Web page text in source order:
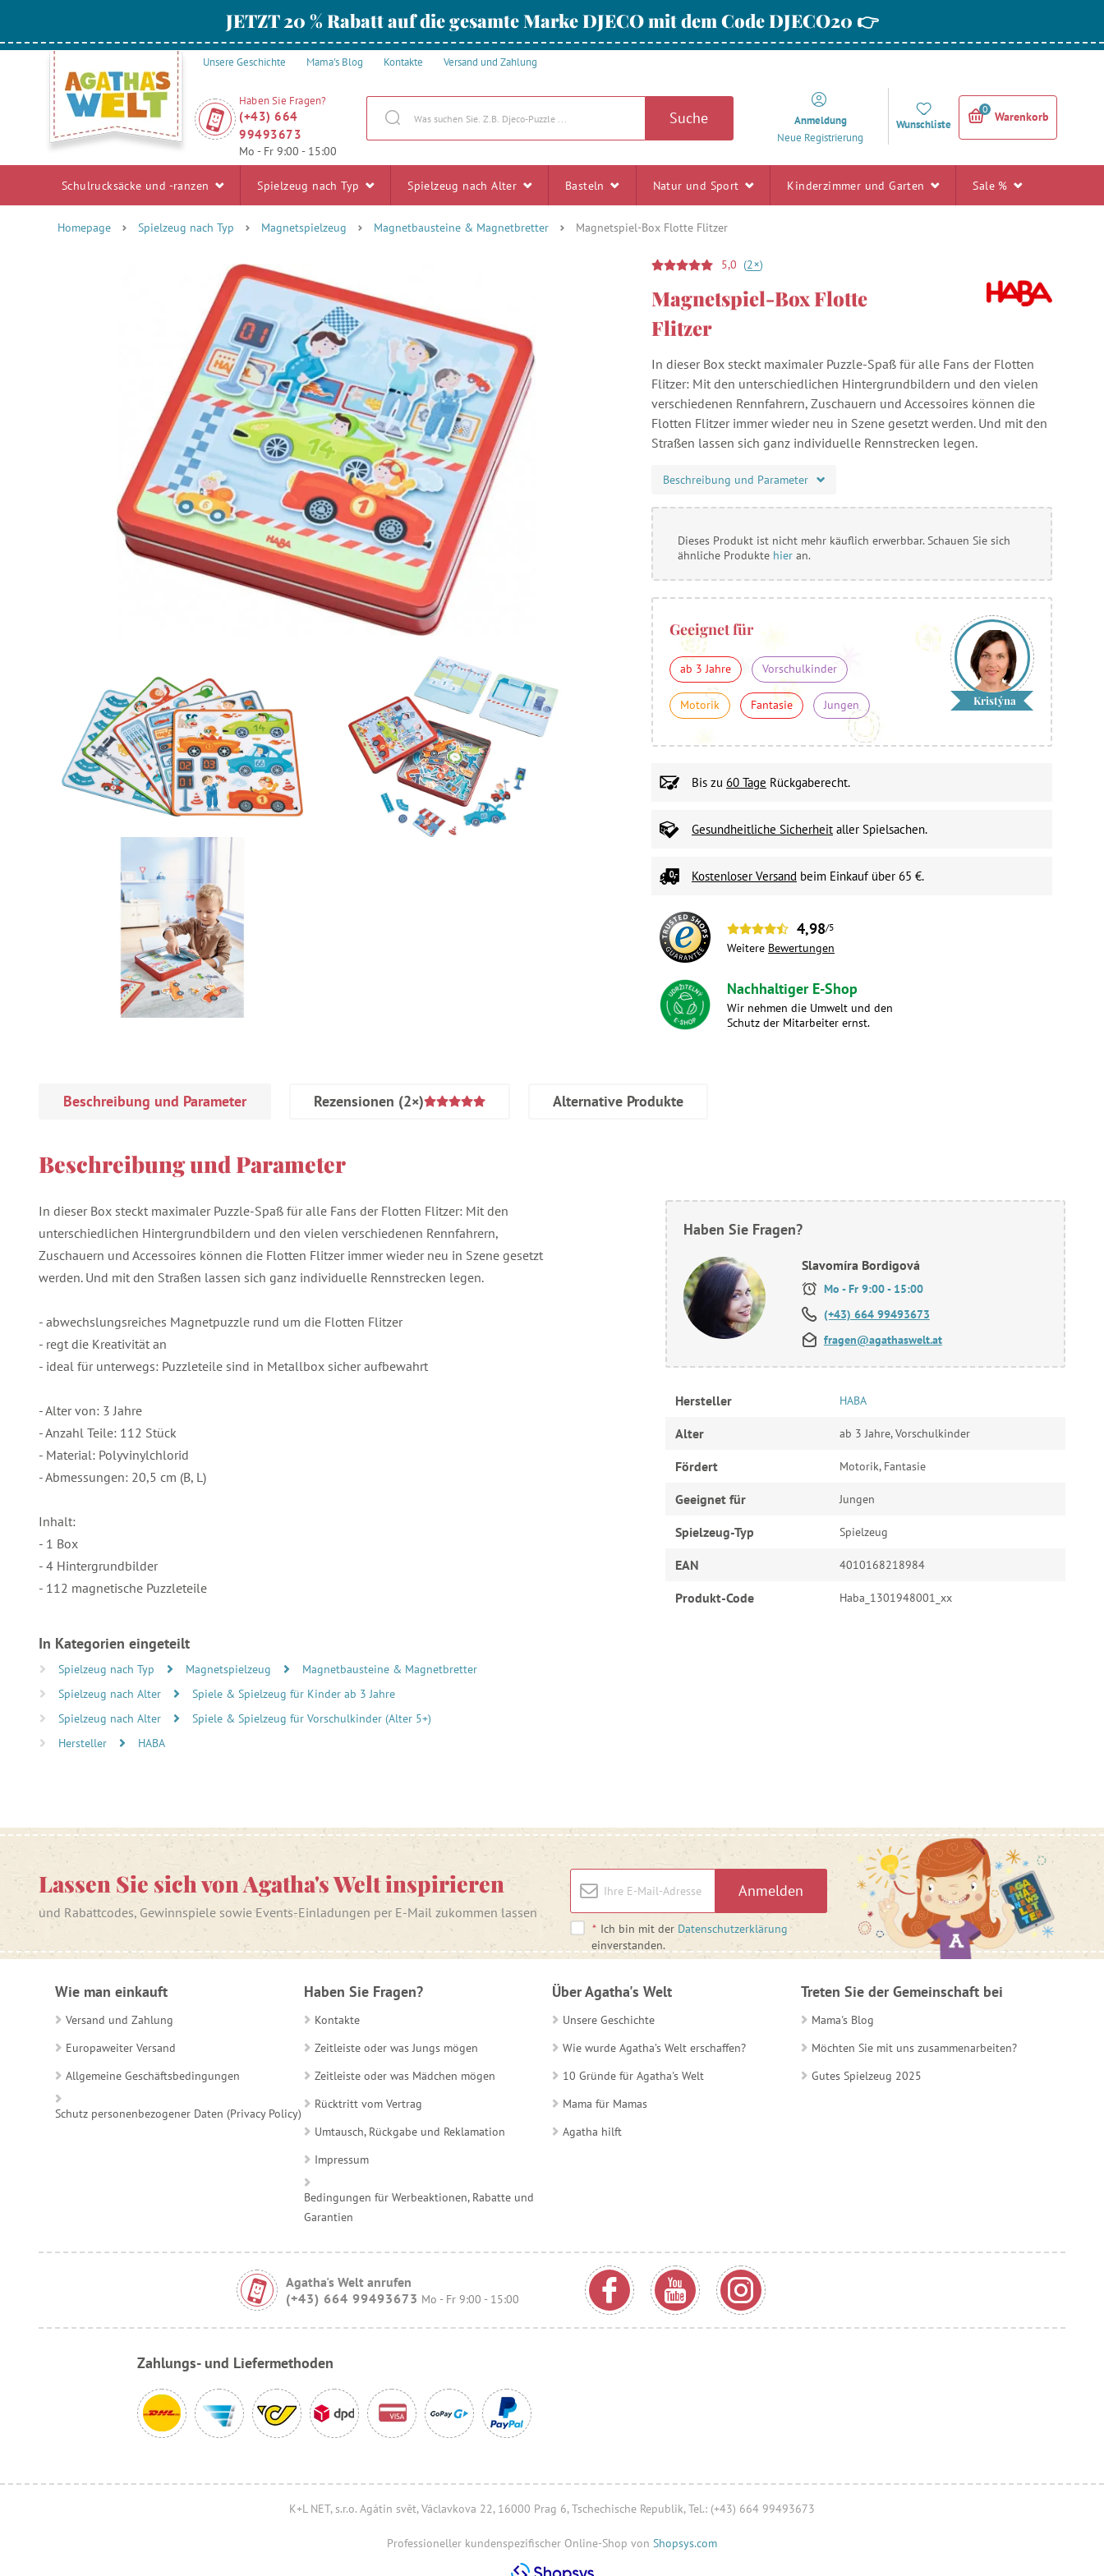
JETZT 20 % Rabatt auf die gesamte Marke DJECO mit dem Code DJECO20 👉
Unsere Geschichte Mama's Blog Kontakte Versand und Zahlung
Haben Sie Fragen?
(+43) 664
99493673
Mo - Fr 9:00 - 15:00
Suche
Anmeldung
Neue Registrierung
Wunschliste
0
Warenkorb
Schulrucksäcke und -ranzen Spielzeug nach Typ Spielzeug nach Alter Basteln Natur und Sport Kinderzimmer und Garten Sale %
Homepage Spielzeug nach Typ Magnetspielzeug Magnetbausteine & Magnetbretter Magnetspiel-Box Flotte Flitzer
5,0 (2+)
Magnetspiel-Box Flotte
Flitzer
In dieser Box steckt maximaler Puzzle-Spaß für alle Fans der Flotten
Flitzer: Mit den unterschiedlichen Hintergrundbildern und den vielen
verschiedenen Rennfahrern, Zuschauern und Accessoires können die
Flotten Flitzer immer wieder neu in Szene gesetzt werden. Und mit den
Straßen lassen sich ganz individuelle Rennstrecken legen.
Beschreibung und Parameter
Dieses Produkt ist nicht mehr käuflich erwerbbar. Schauen Sie sich
ähnliche Produkte hier an.
Geeignet für
ab 3 Jahre Vorschulkinder
Motorik Fantasie Jungen Kristýna
Bis zu 60 Tage Rückgaberecht.
Gesundheitliche Sicherheit aller Spielsachen.
Kostenloser Versand beim Einkauf über 65 €.
4,98/5
Weitere Bewertungen
Nachhaltiger E-Shop
Wir nehmen die Umwelt und den
Schutz der Mitarbeiter ernst.
Beschreibung und Parameter Rezensionen (2×) Alternative Produkte
Beschreibung und Parameter
In dieser Box steckt maximaler Puzzle-Spaß für alle Fans der Flotten Flitzer: Mit den
unterschiedlichen Hintergrundbildern und den vielen verschiedenen Rennfahrern,
Zuschauern und Accessoires können die Flotten Flitzer immer wieder neu in Szene gesetzt
werden. Und mit den Straßen lassen sich ganz individuelle Rennstrecken legen.
- abwechslungsreiches Magnetpuzzle rund um die Flotten Flitzer
- regt die Kreativität an
- ideal für unterwegs: Puzzleteile sind in Metallbox sicher aufbewahrt
- Alter von: 3 Jahre
- Anzahl Teile: 112 Stück
- Material: Polyvinylchlorid
- Abmessungen: 20,5 cm (B, L)
Inhalt:
- 1 Box
- 4 Hintergrundbilder
- 112 magnetische Puzzleteile
In Kategorien eingeteilt
Spielzeug nach Typ Magnetspielzeug
Magnetbausteine & Magnetbretter
Spielzeug nach Alter
Spiele & Spielzeug für Kinder ab 3 Jahre
Spielzeug nach Alter
Spiele & Spielzeug für Vorschulkinder (Alter 5+)
Hersteller
HABA
Haben Sie Fragen?
Slavomíra Bordigová
Mo - Fr 9:00 - 15:00
(+43) 664 99493673
fragen@agathaswelt.at
Hersteller HABA
Alter ab 3 Jahre, Vorschulkinder
Fördert Motorik, Fantasie
Geeignet für Jungen
Spielzeug-Typ Spielzeug
EAN 4010168218984
Produkt-Code Haba_1301948001_xx
Lassen Sie sich von Agatha's Welt inspirieren
und Rabattcodes, Gewinnspiele sowie Events-Einladungen per E-Mail zukommen lassen
Anmelden
* Ich bin mit der Datenschutzerklärung
einverstanden.
Wie man einkauft
Versand und Zahlung
Europaweiter Versand
Allgemeine Geschäftsbedingungen
Schutz personenbezogener Daten (Privacy Policy)
Haben Sie Fragen?
Kontakte
Zeitleiste oder was Jungs mögen
Zeitleiste oder was Mädchen mögen
Rücktritt vom Vertrag
Umtausch, Rückgabe und Reklamation
Impressum
Bedingungen für Werbeaktionen, Rabatte und
Garantien
Über Agatha's Welt
Unsere Geschichte
Wie wurde Agatha’s Welt erschaffen?
10 Gründe für Agatha's Welt
Mama für Mamas
Agatha hilft
Treten Sie der Gemeinschaft bei
Mama's Blog
Möchten Sie mit uns zusammenarbeiten?
Gutes Spielzeug 2025
Agatha's Welt anrufen
(+43) 664 99493673 Mo - Fr 9:00 - 15:00
Zahlungs- und Liefermethoden
K+L NET, s.r.o. Agátin svět, Václavkova 22, 16000 Prag 6, Tschechische Republik, Tel.: (+43) 664 99493673
Professioneller kundenspezifischer Online-Shop von Shopsys.com